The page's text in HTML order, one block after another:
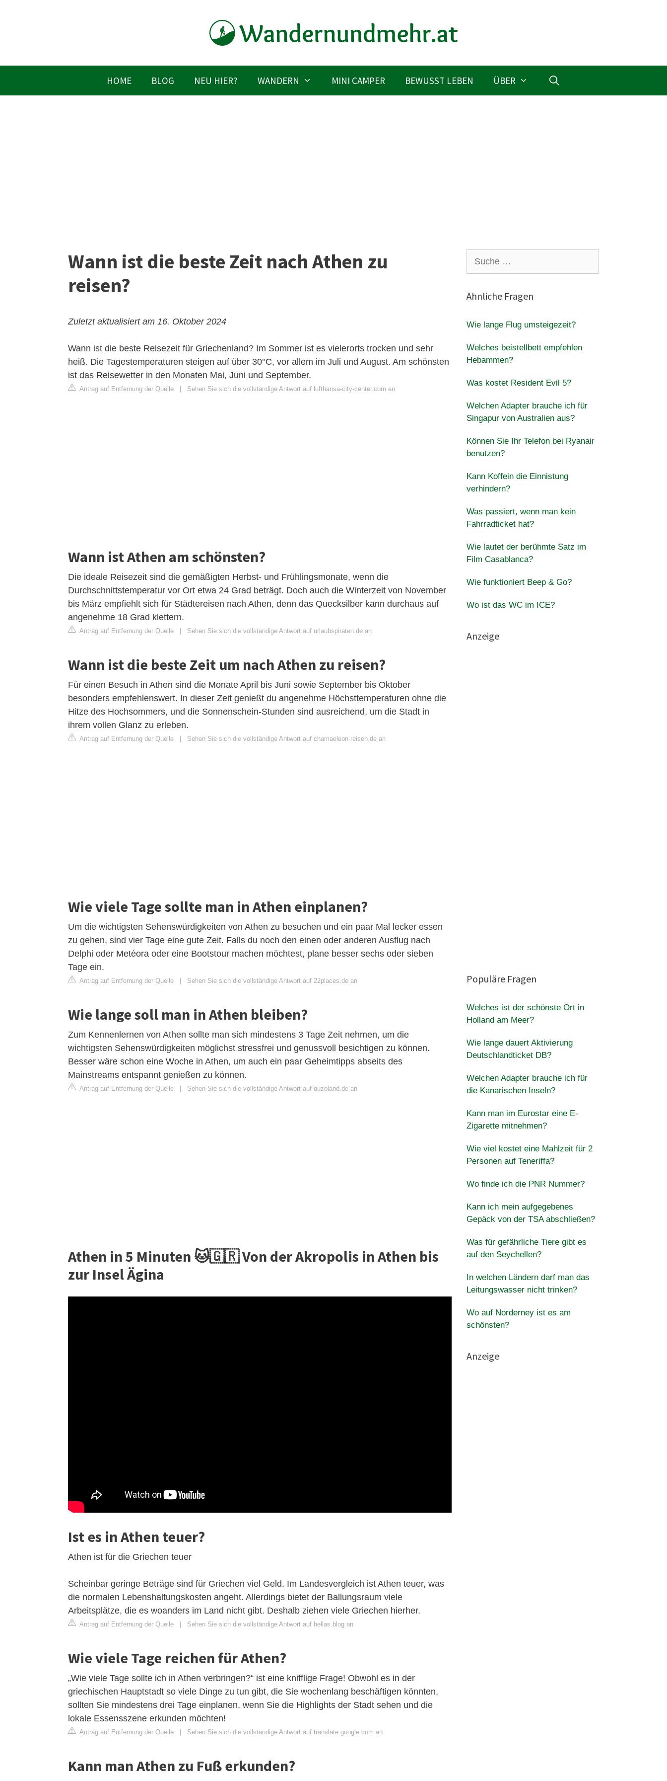
HOME BLOG NEU HIER? WANDERN MINI CAMPER BEWUSST LEBEN ÜBER
Wann ist die beste Zeit nach Athen zu
reisen?
Zuletzt aktualisiert am 16. Oktober 2024
Wann ist die beste Reisezeit für Griechenland? Im Sommer ist es vielerorts trocken und sehr
heiß. Die Tagestemperaturen steigen auf über 30°C, vor allem im Juli und August. Am schönsten
ist das Reisewetter in den Monaten Mai, Juni und September.
Antrag auf Entfernung der Quelle Sehen Sie sich die vollständige Antwort auf lufthansa-city-center.com an
Wann ist Athen am schönsten?
Die ideale Reisezeit sind die gemäßigten Herbst- und Frühlingsmonate, wenn die
Durchschnittstemperatur vor Ort etwa 24 Grad beträgt. Doch auch die Winterzeit von November
bis März empfiehlt sich für Städtereisen nach Athen, denn das Quecksilber kann durchaus auf
angenehme 18 Grad klettern.
Antrag auf Entfernung der Quelle Sehen Sie sich die vollständige Antwort auf urlaubspiraten.de an
Wann ist die beste Zeit um nach Athen zu reisen?
Für einen Besuch in Athen sind die Monate April bis Juni sowie September bis Oktober
besonders empfehlenswert. In dieser Zeit genießt du angenehme Höchsttemperaturen ohne die
Hitze des Hochsommers, und die Sonnenschein-Stunden sind ausreichend, um die Stadt in
ihrem vollen Glanz zu erleben.
Antrag auf Entfernung der Quelle Sehen Sie sich die vollständige Antwort auf chamaeleon-reisen.de an
Wie viele Tage sollte man in Athen einplanen?
Um die wichtigsten Sehenswürdigkeiten von Athen zu besuchen und ein paar Mal lecker essen
zu gehen, sind vier Tage eine gute Zeit. Falls du noch den einen oder anderen Ausflug nach
Delphi oder Metéora oder eine Bootstour machen möchtest, plane besser sechs oder sieben
Tage ein.
Antrag auf Entfernung der Quelle Sehen Sie sich die vollständige Antwort auf 22places.de an
Wie lange soll man in Athen bleiben?
Zum Kennenlernen von Athen sollte man sich mindestens 3 Tage Zeit nehmen, um die
wichtigsten Sehenswürdigkeiten möglichst stressfrei und genussvoll besichtigen zu können.
Besser wäre schon eine Woche in Athen, um auch ein paar Geheimtipps abseits des
Mainstreams entspannt genießen zu können.
Antrag auf Entfernung der Quelle Sehen Sie sich die vollständige Antwort auf ouzoland.de an
Athen in 5 Minuten 🐱🇬🇷 Von der Akropolis in Athen bis
zur Insel Ägina
Ist es in Athen teuer?
Athen ist für die Griechen teuer
Scheinbar geringe Beträge sind für Griechen viel Geld. Im Landesvergleich ist Athen teuer, was
die normalen Lebenshaltungskosten angeht. Allerdings bietet der Ballungsraum viele
Arbeitsplätze, die es woanders im Land nicht gibt. Deshalb ziehen viele Griechen hierher.
Antrag auf Entfernung der Quelle | Sehen Sie sich die vollständige Antwort auf hellas.blog an
Wie viele Tage reichen für Athen?
„Wie viele Tage sollte ich in Athen verbringen?“ ist eine knifflige Frage! Obwohl es in der
griechischen Hauptstadt so viele Dinge zu tun gibt, die Sie wochenlang beschäftigen könnten,
sollten Sie mindestens drei Tage einplanen, wenn Sie die Highlights der Stadt sehen und die
lokale Essensszene erkunden möchten!
Antrag auf Entfernung der Quelle | Sehen Sie sich die vollständige Antwort auf translate.google.com an
Kann man Athen zu Fuß erkunden?
nach:
Ähnliche Fragen
Wie lange Flug umsteigezeit?
Welches beistellbett empfehlen
Hebammen?
Was kostet Resident Evil 5?
Welchen Adapter brauche ich für
Singapur von Australien aus?
Können Sie Ihr Telefon bei Ryanair
benutzen?
Kann Koffein die Einnistung
verhindern?
Was passiert, wenn man kein
Fahrradticket hat?
Wie lautet der berühmte Satz im
Film Casablanca?
Wie funktioniert Beep & Go?
Wo ist das WC im ICE?
Anzeige
Populäre Fragen
Welches ist der schönste Ort in
Holland am Meer?
Wie lange dauert Aktivierung
Deutschlandticket DB?
Welchen Adapter brauche ich für
die Kanarischen Inseln?
Kann man im Eurostar eine E-
Zigarette mitnehmen?
Wie viel kostet eine Mahlzeit für 2
Personen auf Teneriffa?
Wo finde ich die PNR Nummer?
Kann ich mein aufgegebenes
Gepäck von der TSA abschließen?
Was für gefährliche Tiere gibt es
auf den Seychellen?
In welchen Ländern darf man das
Leitungswasser nicht trinken?
Wo auf Norderney ist es am
schönsten?
Anzeige